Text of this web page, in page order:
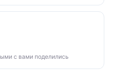
с вами поделились